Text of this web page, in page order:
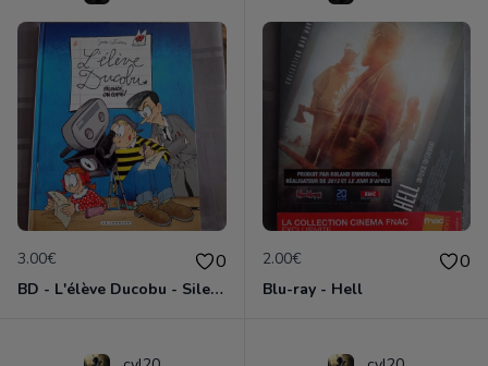
3.00€ 0
BD - L'élève Ducobu - Silence, on copie
2.00€ 0
Blu-ray - Hell